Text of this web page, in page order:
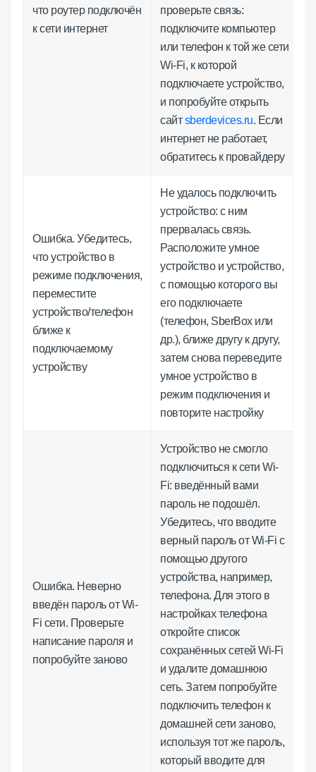
что роутер подключён
к сети интернет
проверьте связь:
подключите компьютер
или телефон к той же сети
Wi-Fi, к которой
подключаете устройство,
и попробуйте открыть
сайтsberdevices.ru. Если
интернет не работает,
обратитесь к провайдеру
Ошибка. Убедитесь,
что устройство в
режиме подключения,
переместите
устройство/телефон
ближе к
подключаемому
устройству
Не удалось подключить
устройство: с ним
прервалась связь.
Расположите умное
устройство и устройство,
с помощью которого вы
его подключаете
(телефон, SberBox или
др.), ближе другу к другу,
затем снова переведите
умное устройство в
режим подключения и
повторите настройку
Ошибка. Неверно
введён пароль от Wi-
Fi сети. Проверьте
написание пароля и
попробуйте заново
Устройство не смогло
подключиться к сети Wi-
Fi: введённый вами
пароль не подошёл.
Убедитесь, что вводите
верный пароль от Wi-Fi с
помощью другого
устройства, например,
телефона. Для этого в
настройках телефона
откройте список
сохранённых сетей Wi-Fi
и удалите домашнюю
сеть. Затем попробуйте
подключить телефон к
домашней сети заново,
используя тот же пароль,
который вводите для